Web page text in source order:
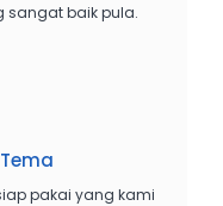
sangat baik pula.
pakai yang kami